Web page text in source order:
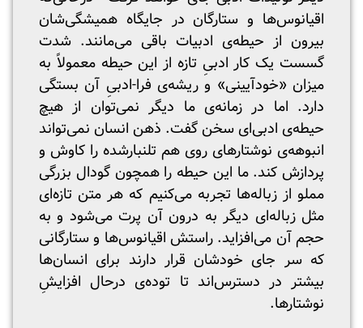
اقیانوس‌ها و ستارگان در جایگاه همیشگی‌شان
بیرون از حیطه‌ی ادبیات باقی می‌مانند. شدت
گسست یک کار ادبیِ تازه از این حیطه معمولاً به
میزان «خودآیینی» و ریشه‌ی فرا-ادبیِ آن بستگی
دارد. اما در زمانه‌ی ما دیگر نمی‌توان از هیچ
حیطه‌ی ادبی‌ای سخن گفت. ذهن انسان نمی‌تواند
انبوهه‌ی نوشتارهای روی هم تلنبارشده را کاوش و
پردازش کند. ما این حیطه را همچون گودال بزرگی
مملو از زباله‌ها تجربه می‌کنیم که هر متن تازه‌ای
مثل زباله‌ای دیگر به درون آن پرت می‌شود و به
حجم آن می‌افزاید. راستش اقیانوس‌ها و ستارگانی
که سر جای خودشان قرار دارند برای انسان‌ها
بیشتر در دسترس‌اند تا توده‌ی درحال افزایشِ
نوشتارها.